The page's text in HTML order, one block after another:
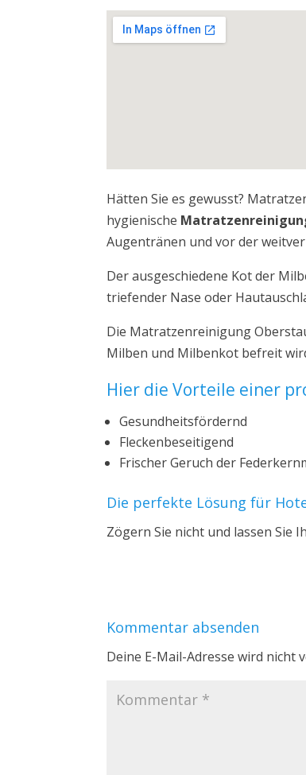
Hätten Sie es gewusst?
hygienische
Augentränen und vor der
Der ausgeschiedene Kot der
triefender Nase oder
Die Matratzenreinigung
Milben und Milbenkot befreit
Hier die Vorteile einer
Gesundheitsfördernd
Fleckenbeseitigend
Frischer Geruch der
Die perfekte Lösung für
Zögern Sie nicht und lassen Sie
Kommentar absenden
Deine E-Mail-Adresse wird nicht